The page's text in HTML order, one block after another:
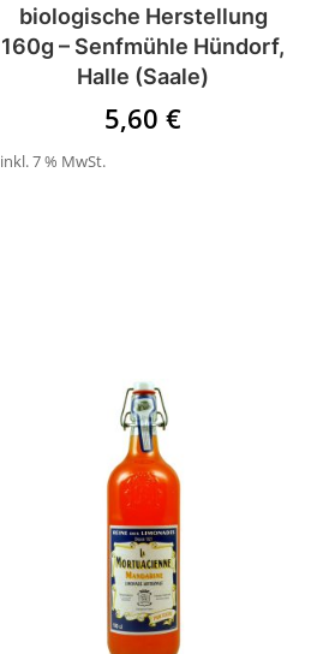
biologische Herstellung
160g – Senfmühle Hündorf,
Halle (Saale)
5,60€
inkl. 7 % MwSt.